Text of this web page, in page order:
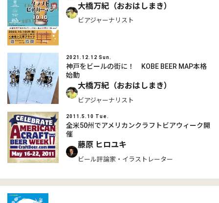
大橋万紀（おおはしまき）
ビアジャーナリスト
2021.12.12 Sun.
神戸をビールの街に！ KOBE BEER MAP本格
始動
大橋万紀（おおはしまき）
ビアジャーナリスト
2011.5.10 Tue.
全米50州でアメリカンクラフトビアウィーク開
催
藤原 ヒロユキ
ビール評論家・イラストレーター